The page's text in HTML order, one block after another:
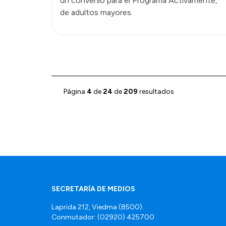
de adultos mayores.
Página 4 de24 de209 resultados
SECRETARÍA DE MEDIOS
Laprida 212, Viedma (8500).
Conmutador: (02920) 425700